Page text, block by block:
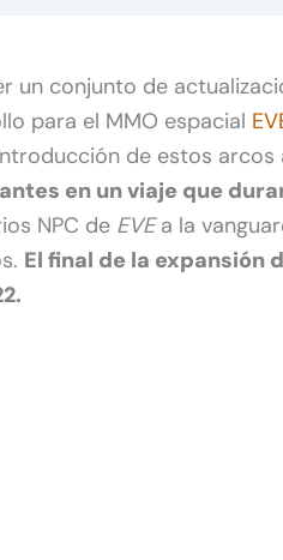
un conjunto de
para el MMO espacial
de estos arcos
en un viaje que
NPC de EVEa la
El final de la expansión